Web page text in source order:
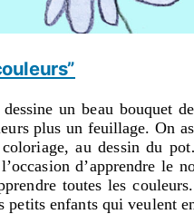
un beau bouquet
plus un feuillage. On
au dessin du
d’apprendre le
toutes les
petits enfants qui veulent